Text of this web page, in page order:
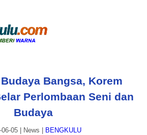
Bangsa, Korem
Perlombaan Seni dan
Budaya
05| News BENGKULU